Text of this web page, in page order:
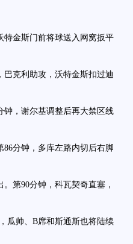
金斯门前将球送入网窝扳平
克利助攻，沃特金斯扣过迪
，谢尔基调整后再大禁区线
分钟，多库左路内切后右脚
第90分钟，科瓦契奇直塞，
帅、B席和斯通斯也将陆续